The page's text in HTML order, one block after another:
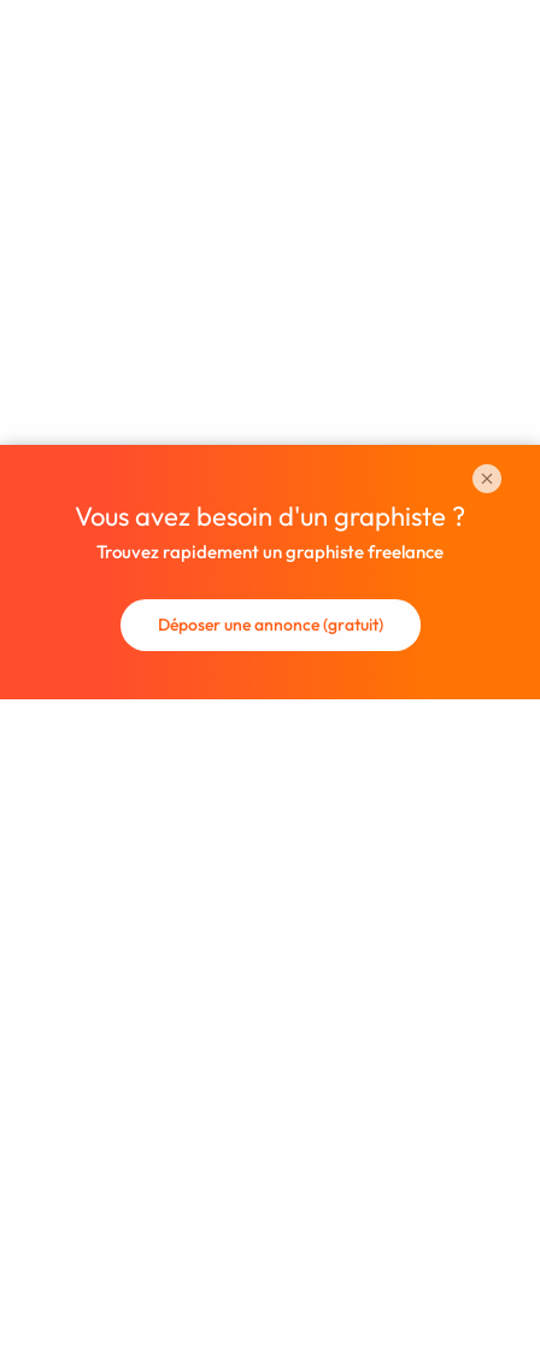
Vous avez besoin d'un graphiste ?
Trouvez rapidement un graphiste freelance
Déposer une annonce (gratuit)